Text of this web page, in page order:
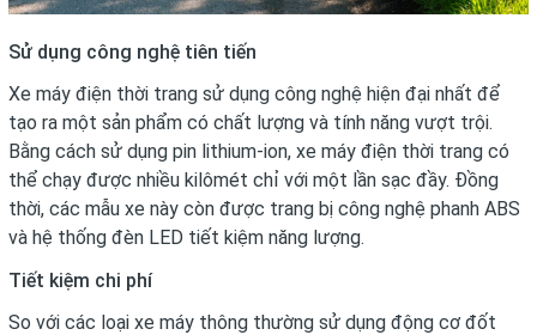
Sử dụng công nghệ tiên tiến
Xe máy điện thời trang sử dụng công nghệ hiện đại nhất để
tạo ra một sản phẩm có chất lượng và tính năng vượt trội.
Bằng cách sử dụng pin lithium-ion, xe máy điện thời trang có
thể chạy được nhiều kilômét chỉ với một lần sạc đầy. Đồng
thời, các mẫu xe này còn được trang bị công nghệ phanh ABS
và hệ thống đèn LED tiết kiệm năng lượng.
Tiết kiệm chi phí
So với các loại xe máy thông thường sử dụng động cơ đốt